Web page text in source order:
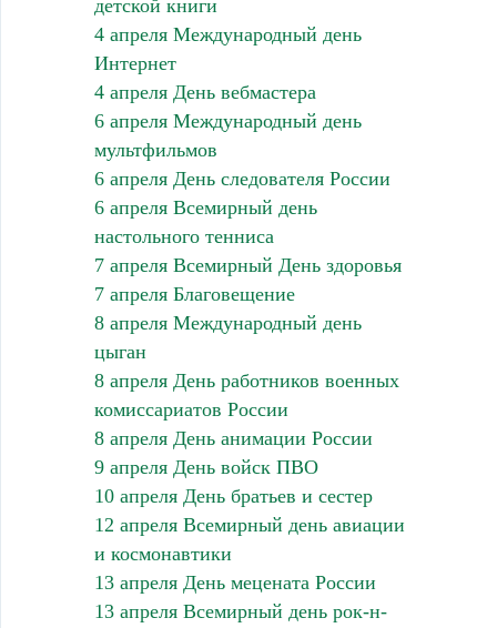
детской книги
4 апреля Международный день
Интернет
4 апреля День вебмастера
6 апреля Международный день
мультфильмов
6 апреля День следователя России
6 апреля Всемирный день
настольного тенниса
7 апреля Всемирный День здоровья
7 апреля Благовещение
8 апреля Международный день
цыган
8 апреля День работников военных
комиссариатов России
8 апреля День анимации России
9 апреля День войск ПВО
10 апреля День братьев и сестер
12 апреля Всемирный день авиации
и космонавтики
13 апреля День мецената России
13 апреля Всемирный день рок-н-